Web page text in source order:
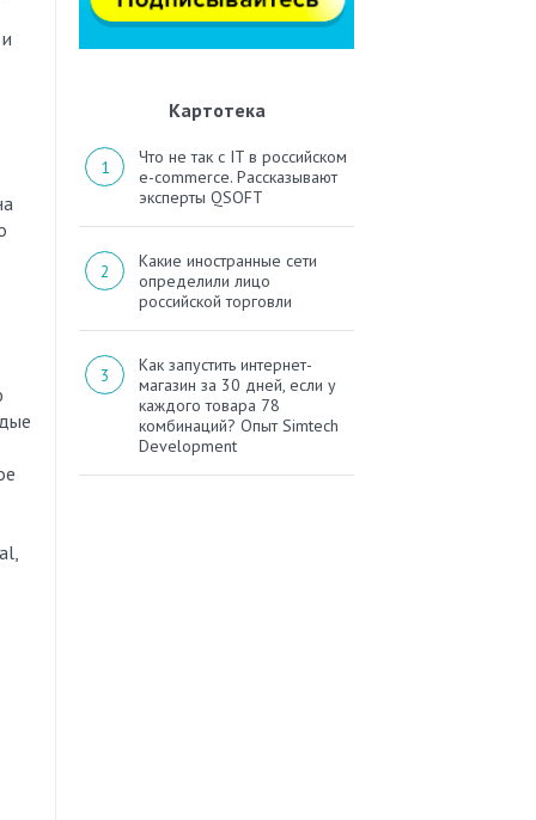
Картотека
Что не так с IT в российском
e-commerce. Рассказывают
эксперты QSOFT
Какие иностранные сети
определили лицо
российской торговли
Как запустить интернет-
магазин за 30 дней, если у
каждого товара 78
комбинаций? Опыт Simtech
Development